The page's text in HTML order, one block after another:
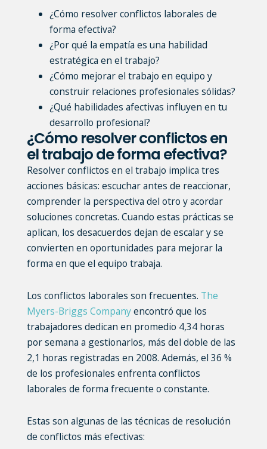
¿Cómo resolver conflictos laborales de
forma efectiva?
¿Por qué la empatía es una habilidad
estratégica en el trabajo?
¿Cómo mejorar el trabajo en equipo y
construir relaciones profesionales sólidas?
¿Qué habilidades afectivas influyen en tu
desarrollo profesional?
¿Cómo resolver conflictos en
el trabajo de forma efectiva?
Resolver conflictos en el trabajo implica tres
acciones básicas: escuchar antes de reaccionar,
comprender la perspectiva del otro y acordar
soluciones concretas. Cuando estas prácticas se
aplican, los desacuerdos dejan de escalar y se
convierten en oportunidades para mejorar la
forma en que el equipo trabaja.
Los conflictos laborales son frecuentes. The
Myers-Briggs Companyencontró que los
trabajadores dedican en promedio 4,34 horas
por semana a gestionarlos, más del doble de las
2,1 horas registradas en 2008. Además, el 36 %
de los profesionales enfrenta conflictos
laborales de forma frecuente o constante.
Estas son algunas de las técnicas de resolución
de conflictos más efectivas: